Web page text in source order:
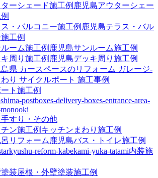
アウターシェー
テラス・バル
工例
サンルーム施工例
デッキ周り施工例
ト施工例
すり・その他
キッチンまわり施工例
バス・トイレ施工例
内装施
屋根・外壁塗装施工例